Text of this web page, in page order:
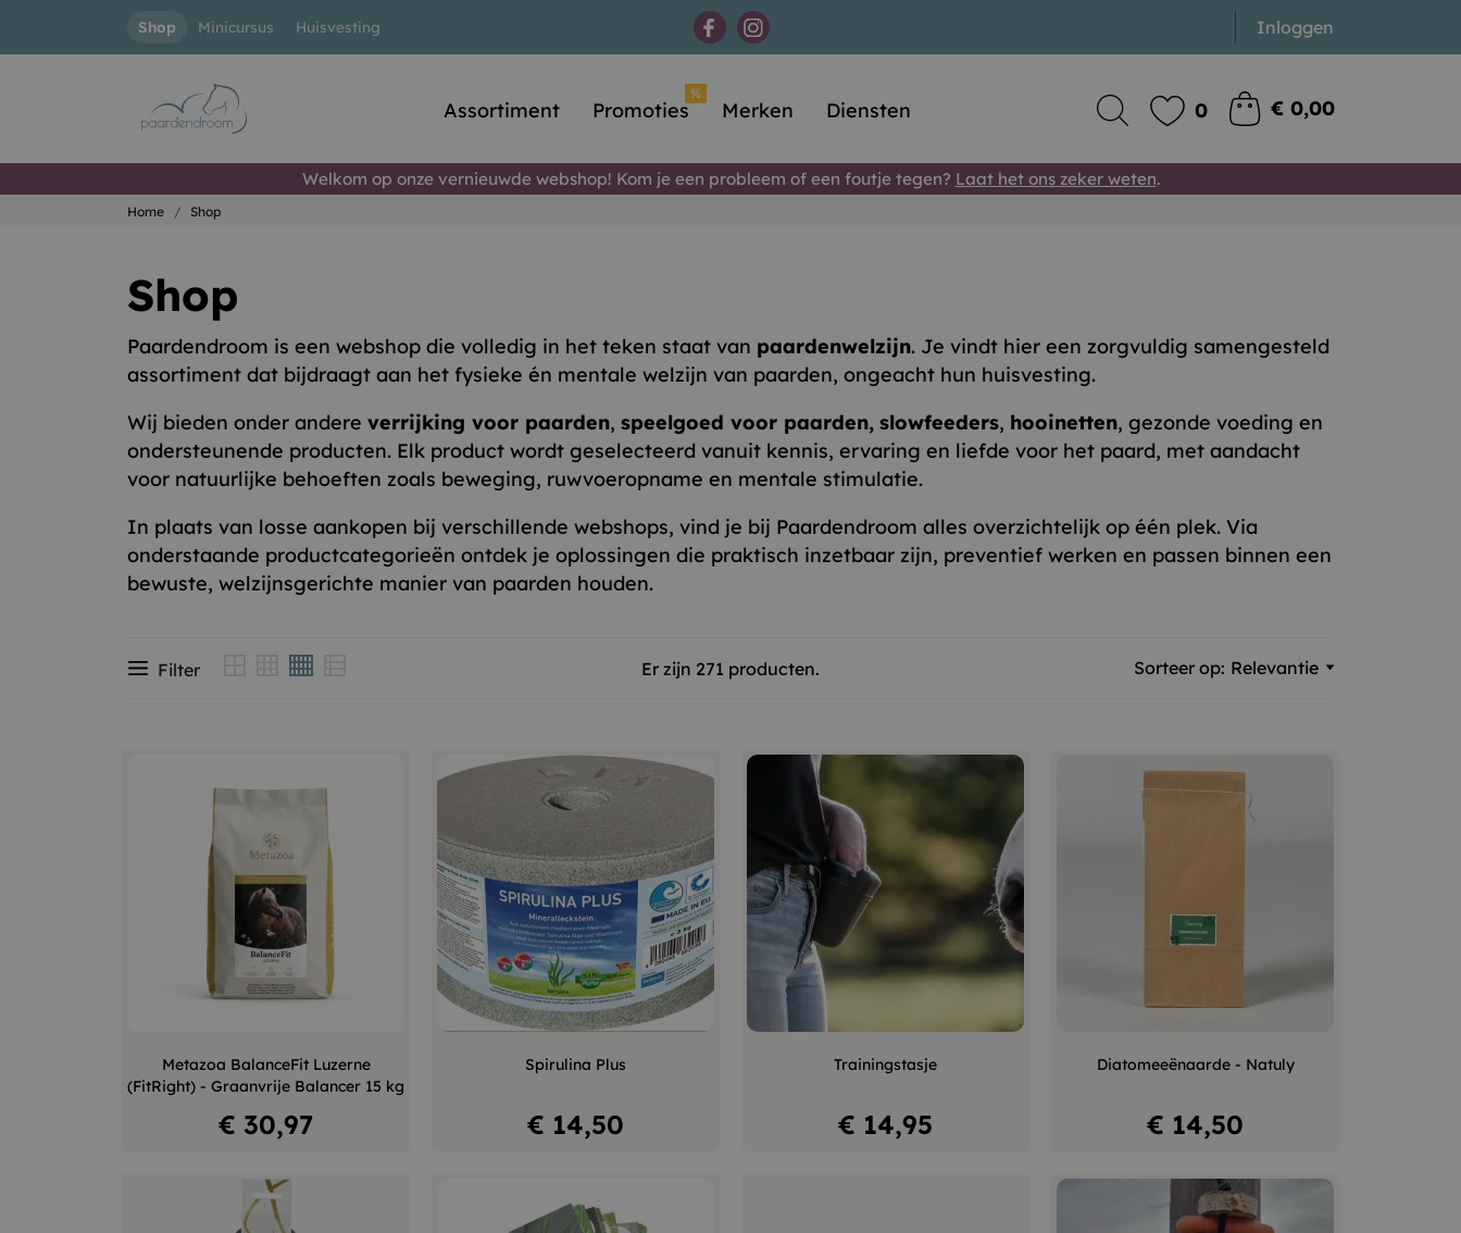
Shop Minicursus Huisvesting Inloggen
Assortiment Promoties
%
Merken Diensten 0 € 0,00
Welkom op onze vernieuwde webshop! Kom je een probleem of een foutje tegen? Laat het ons zeker weten.
Home Shop
Shop
Paardendroom is een webshop die volledig in het teken staat van paardenwelzijn. Je vindt hier een zorgvuldig samengesteld
assortiment dat bijdraagt aan het fysieke én mentale welzijn van paarden, ongeacht hun huisvesting.
Wij bieden onder andere verrijking voor paarden, speelgoed voor paarden, slowfeeders, hooinetten, gezonde voeding en
ondersteunende producten. Elk product wordt geselecteerd vanuit kennis, ervaring en liefde voor het paard, met aandacht
voor natuurlijke behoeften zoals beweging, ruwvoeropname en mentale stimulatie.
In plaats van losse aankopen bij verschillende webshops, vind je bij Paardendroom alles overzichtelijk op één plek. Via
onderstaande productcategorieën ontdek je oplossingen die praktisch inzetbaar zijn, preventief werken en passen binnen een
bewuste, welzijnsgerichte manier van paarden houden.
Filter Er zijn 271 producten. Sorteer op: Relevantie
Metazoa BalanceFit Luzerne
(FitRight) - Graanvrije Balancer 15 kg
Prijs
€ 30,97
In winkelwagen
Spirulina Plus
Prijs
€ 14,50
– +
Trainingstasje
Prijs
€ 14,95
– +
Diatomeeënaarde - Natuly
Prijs
€ 14,50